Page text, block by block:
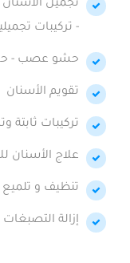
تجميل
- تركيبات
حشو عصب -
تقويم الأسنان
تركيبات ثابتة
علاج الأسنان
تنظيف و تلميع
إزالة